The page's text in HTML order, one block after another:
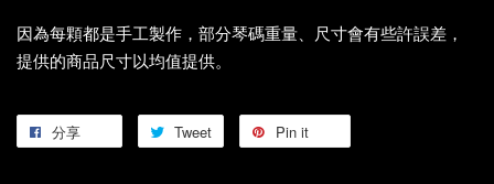
因為每顆都是手工製作，部分琴碼重量、尺寸會有些許誤差，
提供的商品尺寸以均值提供。
分享 Tweet Pin it